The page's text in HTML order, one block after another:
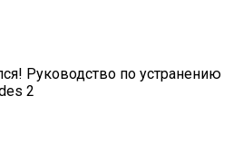
Руководство по устранению
2